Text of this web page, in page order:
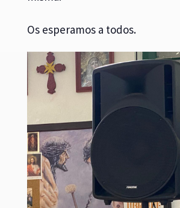
Os esperamos a todos.